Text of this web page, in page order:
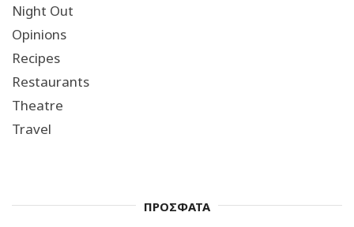
Night Out
Opinions
Recipes
Restaurants
Theatre
Travel
ΠΡΟΣΦΑΤΑ